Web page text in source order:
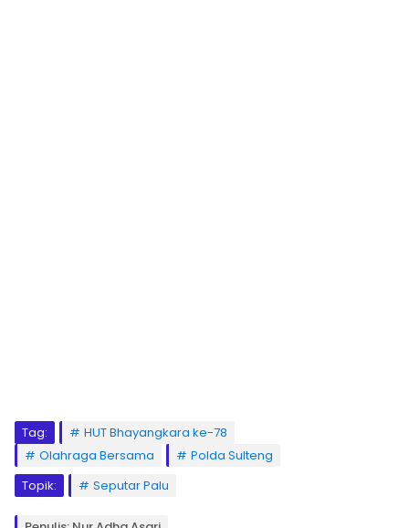
Tag:
HUT Bhayangkara ke-78
Olahraga Bersama
Polda Sulteng
Topik:
Seputar Palu